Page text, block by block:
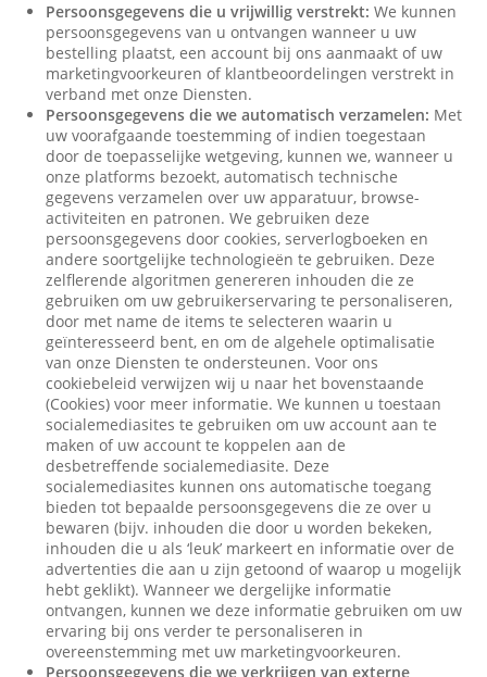
Persoonsgegevens die u vrijwillig verstrekt: We kunnen
persoonsgegevens van u ontvangen wanneer u uw
bestelling plaatst, een account bij ons aanmaakt of uw
marketingvoorkeuren of klantbeoordelingen verstrekt in
verband met onze Diensten.
Persoonsgegevens die we automatisch verzamelen: Met
uw voorafgaande toestemming of indien toegestaan
door de toepasselijke wetgeving, kunnen we, wanneer u
onze platforms bezoekt, automatisch technische
gegevens verzamelen over uw apparatuur, browse-
activiteiten en patronen. We gebruiken deze
persoonsgegevens door cookies, serverlogboeken en
andere soortgelijke technologieën te gebruiken. Deze
zelflerende algoritmen genereren inhouden die ze
gebruiken om uw gebruikerservaring te personaliseren,
door met name de items te selecteren waarin u
geïnteresseerd bent, en om de algehele optimalisatie
van onze Diensten te ondersteunen. Voor ons
cookiebeleid verwijzen wij u naar het bovenstaande
(Cookies) voor meer informatie. We kunnen u toestaan
socialemediasites te gebruiken om uw account aan te
maken of uw account te koppelen aan de
desbetreffende socialemediasite. Deze
socialemediasites kunnen ons automatische toegang
bieden tot bepaalde persoonsgegevens die ze over u
bewaren (bijv. inhouden die door u worden bekeken,
inhouden die u als ‘leuk’ markeert en informatie over de
advertenties die aan u zijn getoond of waarop u mogelijk
hebt geklikt). Wanneer we dergelijke informatie
ontvangen, kunnen we deze informatie gebruiken om uw
ervaring bij ons verder te personaliseren in
overeenstemming met uw marketingvoorkeuren.
Persoonsgegevens die we verkrijgen van externe